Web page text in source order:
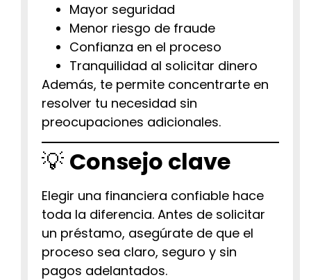
Mayor seguridad
Menor riesgo de fraude
Confianza en el proceso
Tranquilidad al solicitar dinero
Además, te permite concentrarte en
resolver tu necesidad sin
preocupaciones adicionales.
💡 Consejo clave
Elegir una financiera confiable hace
toda la diferencia. Antes de solicitar
un préstamo, asegúrate de que el
proceso sea claro, seguro y sin
pagos adelantados.